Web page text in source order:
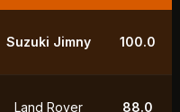
УАЗ 250.0